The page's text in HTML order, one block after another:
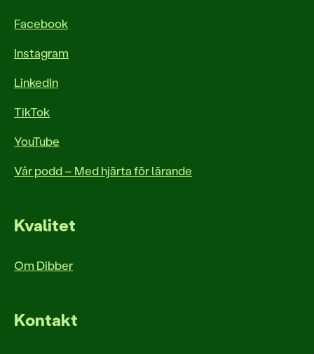
Facebook
Instagram
LinkedIn
TikTok
YouTube
Vår podd – Med hjärta för lärande
Kvalitet
Om Dibber
Kontakt